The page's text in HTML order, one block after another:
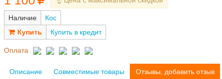
Наличие
Кос
Купить в кредит
Оплата
Описание Совместимые товары Отзывы, добавить отзыв